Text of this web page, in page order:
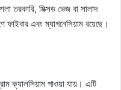
তরকারি, মিক্সড ভেজ বা সালাদ
ফাইবার এবং ম্যাগনেসিয়াম রয়েছে।
ক্যালসিয়াম পাওয়া যায়। এটি